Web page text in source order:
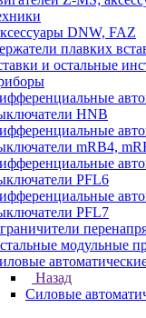
DNW, FAZ
плавких
и остальные
HNB
mRB4,
PFL6
PFL7
модульные
Назад
Силовые